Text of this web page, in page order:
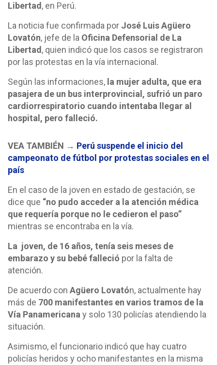
Libertad , en Perú.
La noticia fue confirmada por José Luis Agüero
Lovatón, jefe de la Oficina Defensorial de La
Libertad , quien indicó que los casos se registraron
por las protestas en la vía internacional.
Según las informaciones, la mujer adulta, que era
pasajera de un bus interprovincial, sufrió un paro
cardiorrespiratorio cuando intentaba llegar al
hospital, pero falleció.
VEA TAMBIÉN → Perú suspende el inicio del
campeonato de fútbol por protestas sociales en el
país
En el caso de la joven en estado de gestación, se
dice que “no pudo acceder a la atención médica
que requería porque no le cedieron el paso”
mientras se encontraba en la vía.
La joven, de 16 años, tenía seis meses de
embarazo y su bebé falleció por la falta de
atención.
De acuerdo con Agüero Lovatón, actualmente hay
más de 700 manifestantes en varios tramos de la
Vía Panamericana y solo 130 policías atendiendo la
situación.
Asimismo, el funcionario indicó que hay cuatro
policías heridos y ocho manifestantes en la misma